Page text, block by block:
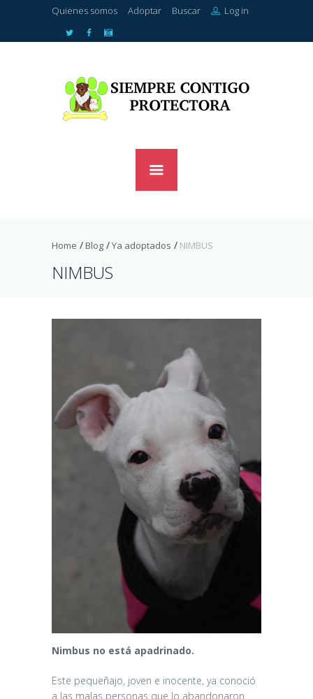
Quienes somos Adoptar Buscar Log in
Home Blog Ya adoptados NIMBUS
NIMBUS
Nimbus no está apadrinado.
Este pequeñajo, joven e inocente, ya conoció
a las malas personas que lo abandonaron.